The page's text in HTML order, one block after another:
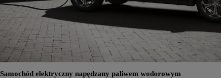
Samochód elektryczny napędzany paliwem wodorowym